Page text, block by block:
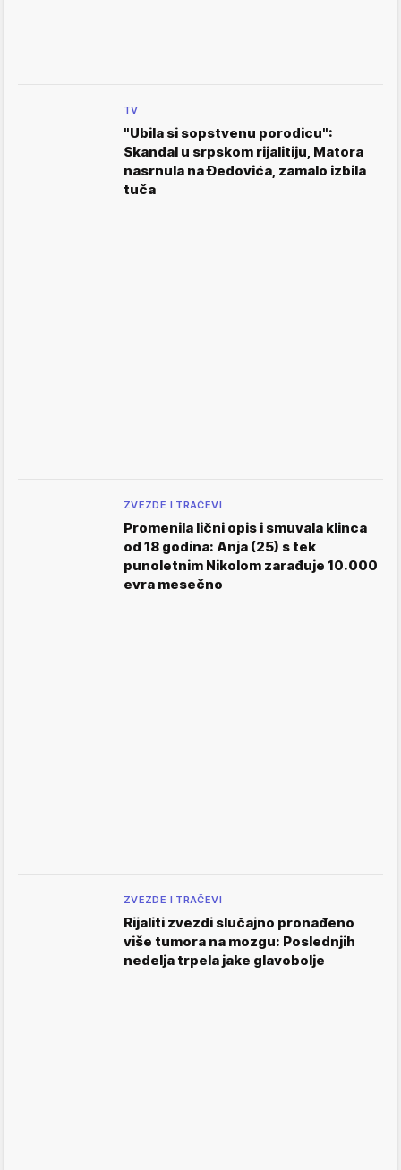
TV
"Ubila si sopstvenu porodicu":
Skandal u srpskom rijalitiju, Matora
nasrnula na Đedovića, zamalo izbila
tuča
ZVEZDE I TRAČEVI
Promenila lični opis i smuvala klinca
od 18 godina: Anja (25) s tek
punoletnim Nikolom zarađuje 10.000
evra mesečno
ZVEZDE I TRAČEVI
Rijaliti zvezdi slučajno pronađeno
više tumora na mozgu: Poslednjih
nedelja trpela jake glavobolje